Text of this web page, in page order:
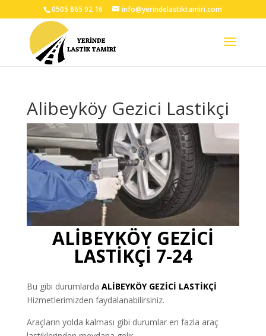
0505 865 92 16 info@yerindelastiktamiri.com
Alibeyköy Gezici Lastikçi
ALİBEYKÖY GEZİCİ
LASTİKÇİ 7-24
Bu gibi durumlarda ALİBEYKÖY GEZİCİ LASTİKÇİ
Hizmetlerimizden faydalanabilirsiniz.
Araçların yolda kalması gibi durumlar en fazla araç